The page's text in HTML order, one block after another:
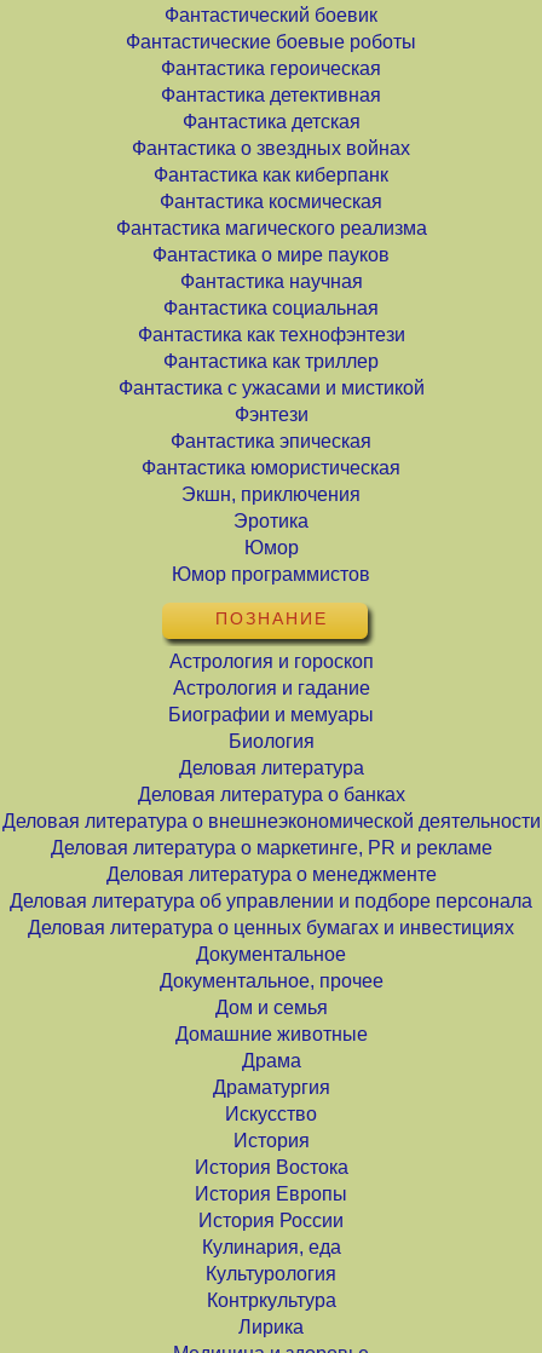
Фантастический боевик
Фантастические боевые роботы
Фантастика героическая
Фантастика детективная
Фантастика детская
Фантастика о звездных войнах
Фантастика как киберпанк
Фантастика космическая
Фантастика магического реализма
Фантастика о мире пауков
Фантастика научная
Фантастика социальная
Фантастика как технофэнтези
Фантастика как триллер
Фантастика с ужасами и мистикой
Фэнтези
Фантастика эпическая
Фантастика юмористическая
Экшн, приключения
Эротика
Юмор
Юмор программистов
ПОЗНАНИЕ
Астрология и гороскоп
Астрология и гадание
Биографии и мемуары
Биология
Деловая литература
Деловая литература о банках
Деловая литература о внешнеэкономической деятельности
Деловая литература о маркетинге, PR и рекламе
Деловая литература о менеджменте
Деловая литература об управлении и подборе персонала
Деловая литература о ценных бумагах и инвестициях
Документальное
Документальное, прочее
Дом и семья
Домашние животные
Драма
Драматургия
Искусство
История
История Востока
История Европы
История России
Кулинария, еда
Культурология
Контркультура
Лирика